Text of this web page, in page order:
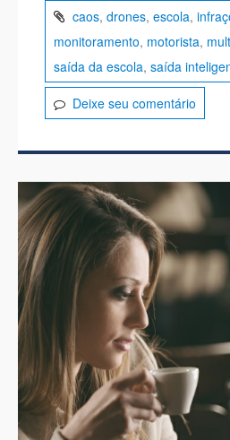
caos,drones,escola,
monitoramento, motorista,
saída da escola,saída
Deixe seu comentário